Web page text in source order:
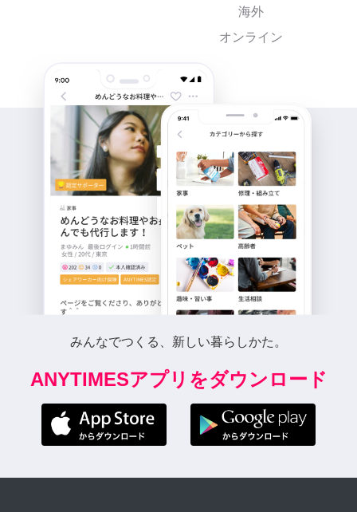
海外
オンライン
みんなでつくる、新しい暮らしかた。
ANYTIMESアプリをダウンロード